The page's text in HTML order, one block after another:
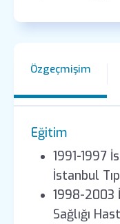
Özgeçmişim
Eğitim
1991-1997
İstanbul
1998-2003
Sağlığı